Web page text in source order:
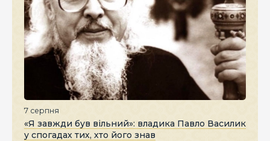
7 серпня
«Я завжди був вільний»: владика Павло Василик
у спогадах тих, хто його знав